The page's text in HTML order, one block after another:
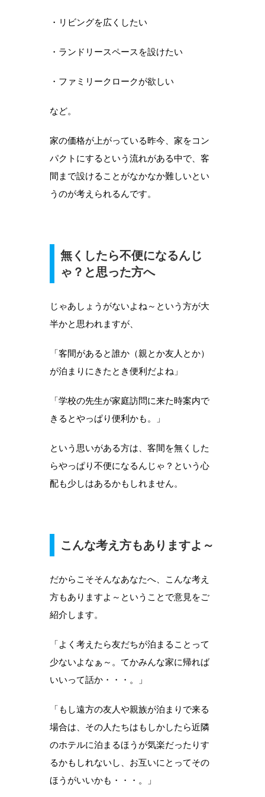
・リビングを広くしたい
・ランドリースペースを設けたい
・ファミリークロークが欲しい
など。
家の価格が上がっている昨今、家をコン
パクトにするという流れがある中で、客
間まで設けることがなかなか難しいとい
うのが考えられるんです。
無くしたら不便になるんじ
ゃ？と思った方へ
じゃあしょうがないよね～という方が大
半かと思われますが、
「客間があると誰か（親とか友人とか）
が泊まりにきたとき便利だよね」
「学校の先生が家庭訪問に来た時案内で
きるとやっぱり便利かも。」
という思いがある方は、客間を無くした
らやっぱり不便になるんじゃ？という心
配も少しはあるかもしれません。
こんな考え方もありますよ～
だからこそそんなあなたへ、こんな考え
方もありますよ～ということで意見をご
紹介します。
「よく考えたら友だちが泊まることって
少ないよなぁ～。てかみんな家に帰れば
いいって話か・・・。」
「もし遠方の友人や親族が泊まりで来る
場合は、その人たちはもしかしたら近隣
のホテルに泊まるほうが気楽だったりす
るかもしれないし、お互いにとってその
ほうがいいかも・・・。」